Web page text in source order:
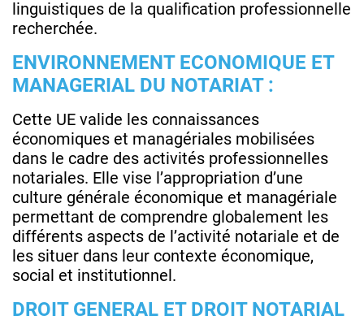
linguistiques de la qualification professionnelle
recherchée.
ENVIRONNEMENT ECONOMIQUE ET
MANAGERIAL DU NOTARIAT :
Cette UE valide les connaissances
économiques et managériales mobilisées
dans le cadre des activités professionnelles
notariales. Elle vise l’appropriation d’une
culture générale économique et managériale
permettant de comprendre globalement les
différents aspects de l’activité notariale et de
les situer dans leur contexte économique,
social et institutionnel.
DROIT GENERAL ET DROIT NOTARIAL